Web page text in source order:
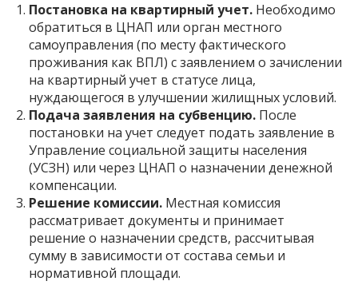
Постановка на квартирный учет. Необходимо
обратиться в ЦНАП или орган местного
самоуправления (по месту фактического
проживания как ВПЛ) с заявлением о зачислении
на квартирный учет в статусе лица,
нуждающегося в улучшении жилищных условий.
Подача заявления на субвенцию. После
постановки на учет следует подать заявление в
Управление социальной защиты населения
(УСЗН) или через ЦНАП о назначении денежной
компенсации.
Решение комиссии. Местная комиссия
рассматривает документы и принимает
решение о назначении средств, рассчитывая
сумму в зависимости от состава семьи и
нормативной площади.